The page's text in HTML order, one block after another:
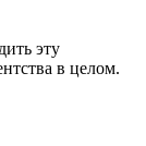
эту
в целом.